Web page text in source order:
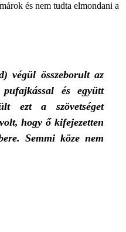
és nem tudta elmondani a
végül összeborult az
és együtt
ezt a szövetséget
hogy ő kifejezetten
Semmi köze nem